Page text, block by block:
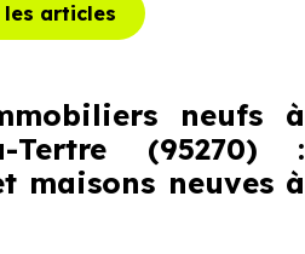
les articles
neufs à
Tertre (95270) :
maisons neuves à